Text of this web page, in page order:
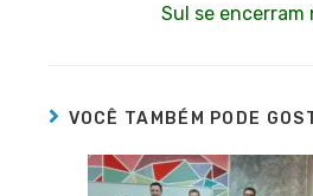
Sul se encerram
VOCÊ TAMBÉM PODE